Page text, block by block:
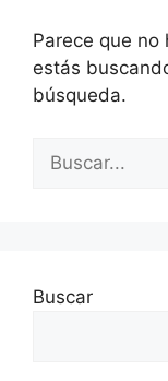
Parece que no
estás
búsqueda.
Buscar